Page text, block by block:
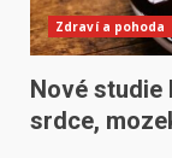
Zdraví a pohoda
Nové studie
srdce,